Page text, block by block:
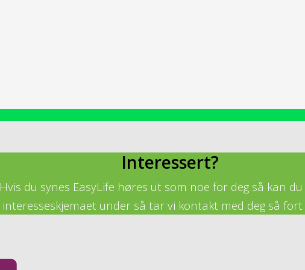
Interessert?
Hvis du synes EasyLife høres ut som noe for deg så kan
interesseskjemaet under så tar vi kontakt med deg så fort